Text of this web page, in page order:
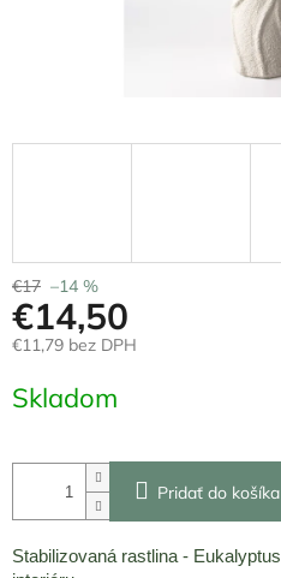
€17 –14 %
€14,50
€11,79 bez DPH
cena:
Skladom
Pridať do košíka
Stabilizovaná rastlina -